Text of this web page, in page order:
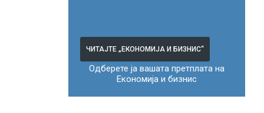
ЧИТАЈТЕ „ЕКОНОМИЈА И БИЗНИС“
Одберете ја вашата претплата на
Економија и бизнис